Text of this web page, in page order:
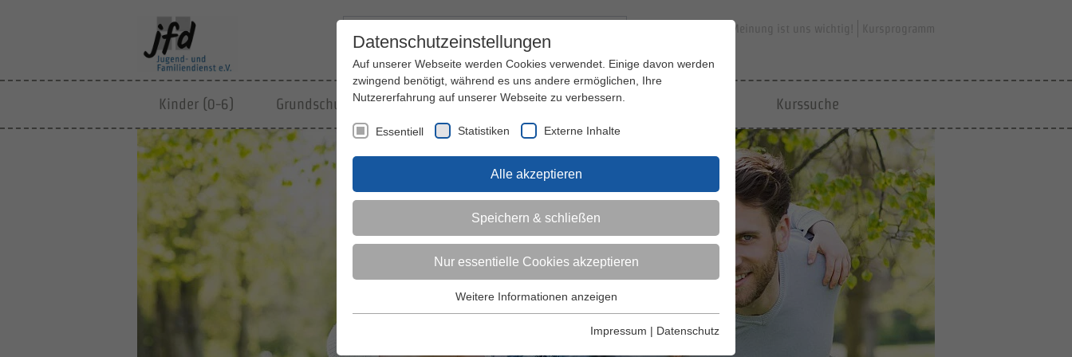
Ihre Meinung ist uns wichtig! Kursprogramm
Kinder (0-6) Grundschulkinder Jugendliche Erwachsene Kurssuche
Datenschutzeinstellungen
Auf unserer Webseite werden Cookies verwendet. Einige davon werden
zwingend benötigt, während es uns andere ermöglichen, Ihre
Nutzererfahrung auf unserer Webseite zu verbessern.
Essentiell Statistiken Externe Inhalte
Alle akzeptieren
Speichern & schließen
Nur essentielle Cookies akzeptieren
Essentielle Cookies werden für grundlegende Funktionen der
Weitere Informationen anzeigen
Impressum | Datenschutz